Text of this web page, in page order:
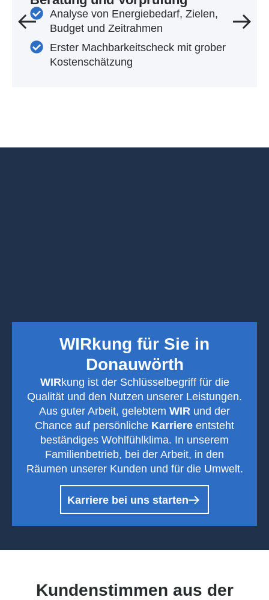
Analyse von Energiebedarf, Zielen,
Budget und Zeitrahmen
Erster Machbarkeitscheck mit grober
Kostenschätzung
WIRkung für Sie in
Donauwörth
WIRkung ist der Schlüsselbegriff für die
Qualität und den Nutzen unserer Leistungen.
Aus guter Arbeit, gelebtem WIR und der
Chance auf persönliche Karriere entsteht
beständiges Wohlfühlklima. In unserem
Familienbetrieb, bei der Arbeit, in den
Räumen unserer Kunden und für die Umwelt.
Karriere bei uns starten
Kundenstimmen aus der